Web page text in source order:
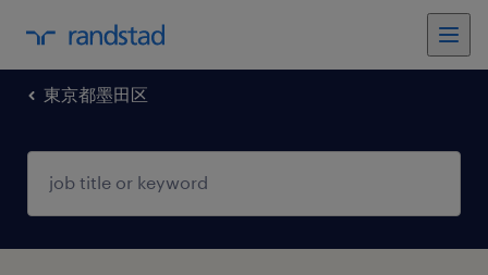
東京都墨田区